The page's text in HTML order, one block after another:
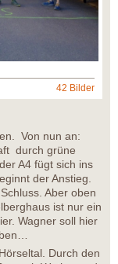
42 Bilder
Von nun an:
durch grüne
A4 fügt sich ins
der Anstieg.
Aber oben
ist nur ein
Wagner soll hier
Durch den